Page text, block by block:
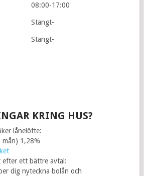
08:00-17:00
Stängt-
Stängt-
KRING HUS?
lånelöfte:
mån) 1,28%
efter ett bättre avtal:
dig nyteckna bolån och